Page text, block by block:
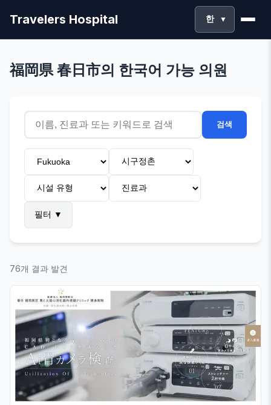
Travelers Hospital 한 ▼
福岡県 春日市의 한국어 가능 의원
검색
필터 ▼
76개 결과 발견